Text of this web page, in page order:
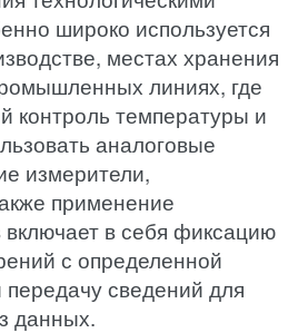
широко используется
местах хранения
линиях, где
контроль температуры и
аналоговые
измерители,
применение
включает в себя фиксацию
с определенной
сведений для
данных.